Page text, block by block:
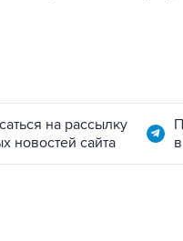
на рассылку
новостей сайта